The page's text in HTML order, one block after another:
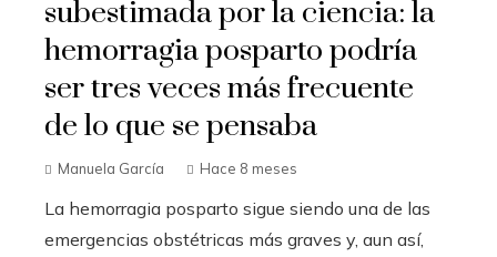
subestimada por la ciencia: la
hemorragia posparto podría
ser tres veces más frecuente
de lo que se pensaba
Manuela García Hace 8 meses
La hemorragia posparto sigue siendo una de las
emergencias obstétricas más graves y, aun así,